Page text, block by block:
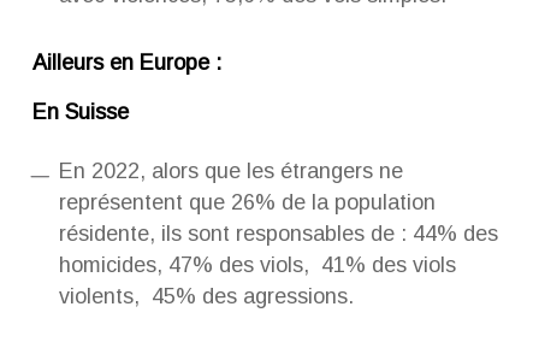
Ailleurs en Europe :
En Suisse
En 2022, alors que les étrangers ne
représentent que 26% de la population
résidente, ils sont responsables de : 44% des
homicides, 47% des viols, 41% des viols
violents, 45% des agressions.